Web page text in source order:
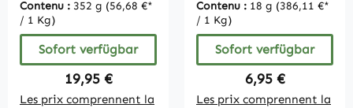
organique,
substance pure,
végétalien
Contenu : 352 g (56,68 €*
/ 1 Kg)
Sofort verfügbar
Regulärer Preis:
19,95 €
Les prix comprennent la
Contenu : 18 g (386,11 €*
/ 1 Kg)
Sofort verfügbar
Regulärer Preis:
6,95 €
Les prix comprennent la